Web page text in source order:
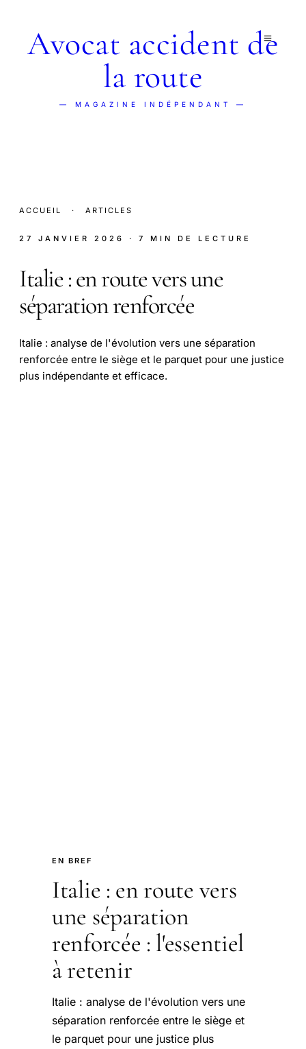
Avocat accident de
la route
— MAGAZINE INDÉPENDANT —
ACCUEIL · ARTICLES
27 JANVIER 2026 · 7 MIN DE LECTURE
Italie : en route vers une
séparation renforcée
Italie : analyse de l'évolution vers une séparation
renforcée entre le siège et le parquet pour une justice
plus indépendante et efficace.
EN BREF
Italie : en route vers
une séparation
renforcée : l'essentiel
à retenir
Italie : analyse de l'évolution vers une
séparation renforcée entre le siège et
le parquet pour une justice plus